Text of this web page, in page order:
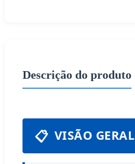
Descrição do produto
📋 VISÃO GERAL